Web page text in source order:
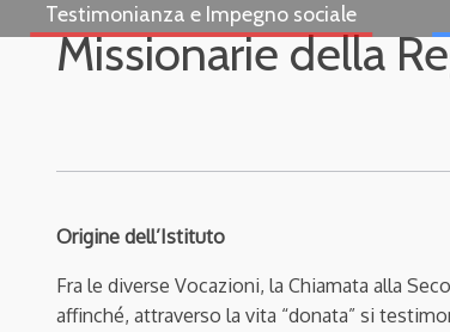
Testimonianza e Impegno sociale
Missionarie della
Origine dell’Istituto
Fra le diverse Vocazioni, la Chiamata alla
affinché, attraverso la vita “donata” si